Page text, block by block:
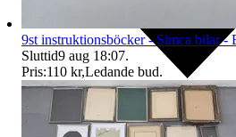
9st instruktionsböcker - Simca bilar -
Sluttid9 aug 18:07.
Pris:110 kr,Ledande bud.